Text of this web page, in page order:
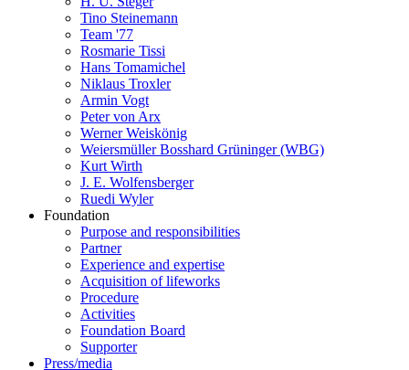
Tino Steinemann
Team '77
Rosmarie Tissi
Hans Tomamichel
Niklaus Troxler
Armin Vogt
Peter von Arx
Werner Weiskönig
Weiersmüller Bosshard Grüninger (WBG)
Kurt Wirth
J. E. Wolfensberger
Ruedi Wyler
Foundation
Purpose and responsibilities
Partner
Experience and expertise
Acquisition of lifeworks
Procedure
Activities
Foundation Board
Supporter
Press/media